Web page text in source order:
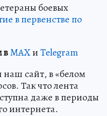
боевых
в первенстве по
вMAXиTelegram
сайт, в «белом
Так что лента
даже в периоды
интернета.